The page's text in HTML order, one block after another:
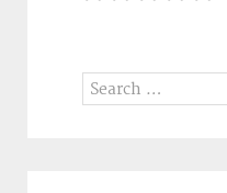
Search
for: